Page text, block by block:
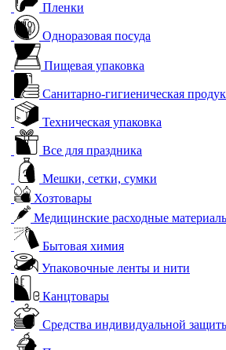
Пленки
Одноразовая посуда
Пищевая упаковка
Санитарно-гигиеническая
Техническая упаковка
Все для праздника
Мешки, сетки, сумки
Хозтовары
Медицинские расходные
Бытовая химия
Упаковочные ленты и нити
Канцтовары
Средства индивидуальной